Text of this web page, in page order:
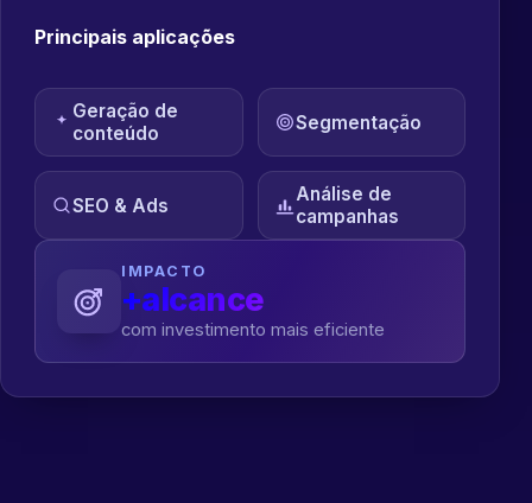
Principais aplicações
Geração de
conteúdo
Segmentação
SEO & Ads
Análise de
campanhas
IMPACTO
+alcance
com investimento mais eficiente